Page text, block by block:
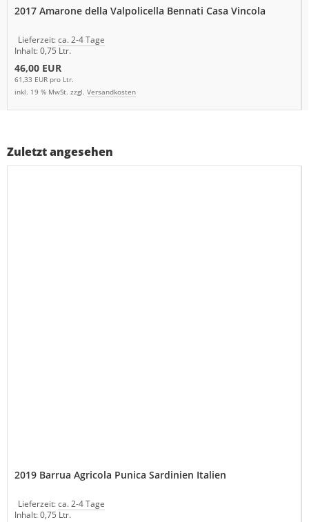
2017 Amarone della Valpolicella Bennati Casa Vincola
Lieferzeit:ca. 2-4 Tage
Inhalt: 0,75 Ltr.
46,00 EUR
61,33 EUR pro Ltr.
inkl. 19 % MwSt. zzgl. Versandkosten
Zuletzt angesehen
2019 Barrua Agricola Punica Sardinien Italien
Lieferzeit:ca. 2-4 Tage
Inhalt: 0,75 Ltr.